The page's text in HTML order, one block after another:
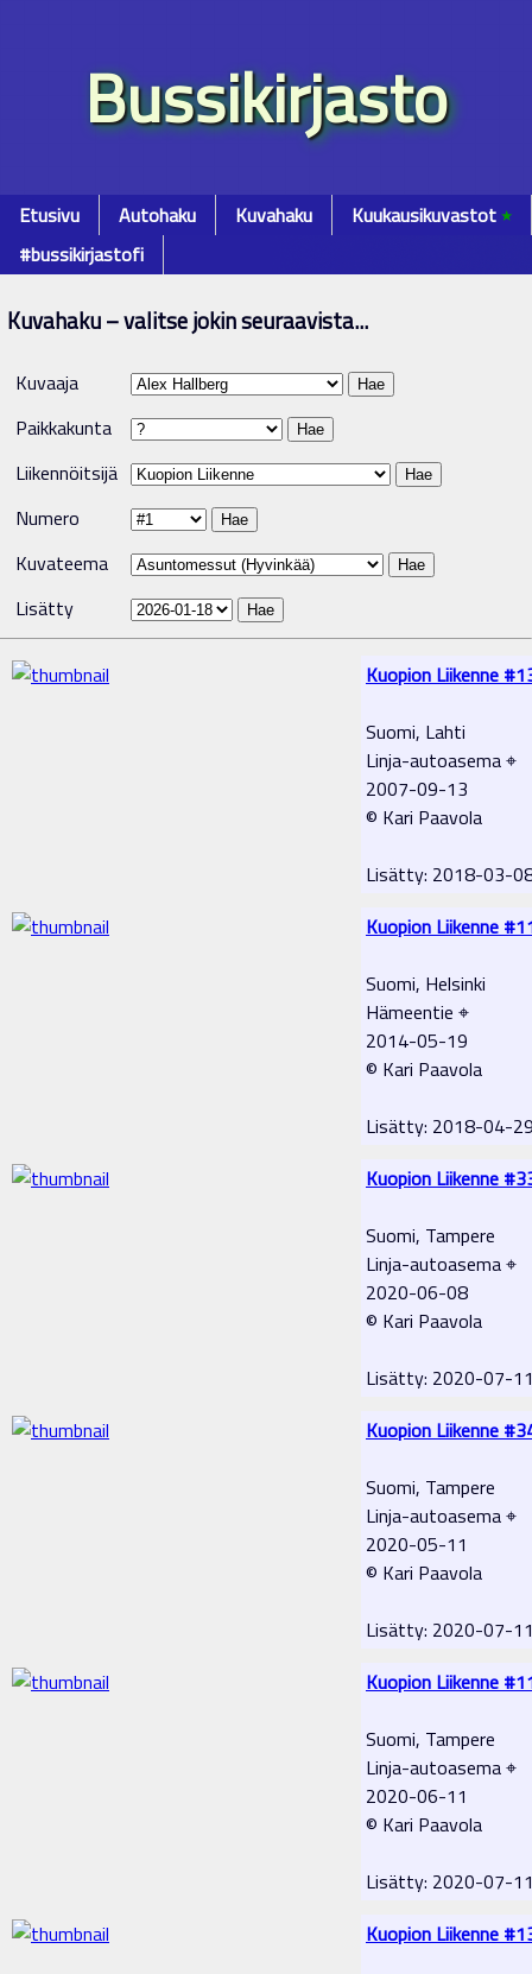
Bussikirjasto
Etusivu Autohaku Kuvahaku Kuukausikuvastot٭
#bussikirjastofi
Kuvahaku – valitse jokin seuraavista...
Kuvaaja
Paikkakunta
Liikennöitsijä
Numero
Kuvateema
Lisätty
Kuopion Liikenne
Suomi, Lahti
Linja-autoasema ⌖
2007-09-13
© Kari Paavola
Lisätty: 2018-03-
Kuopion Liikenne
Suomi, Helsinki
Hämeentie ⌖
2014-05-19
© Kari Paavola
Lisätty: 2018-04-
Kuopion Liikenne
Suomi, Tampere
Linja-autoasema ⌖
2020-06-08
© Kari Paavola
Lisätty: 2020-07-
Kuopion Liikenne
Suomi, Tampere
Linja-autoasema ⌖
2020-05-11
© Kari Paavola
Lisätty: 2020-07-
Kuopion Liikenne
Suomi, Tampere
Linja-autoasema ⌖
2020-06-11
© Kari Paavola
Lisätty: 2020-07-
Kuopion Liikenne